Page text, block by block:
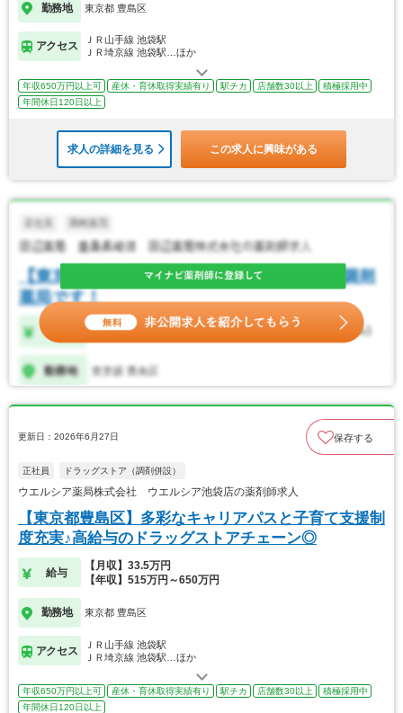
勤務地 東京都 豊島区
アクセス
ＪＲ山手線 池袋駅
ＪＲ埼京線 池袋駅…ほか
年収650万円以上可 産休・育休取得実績有り 駅チカ 店舗数30以上
積極採用中
年間休日120日以上
求人の詳細を見る この求人に興味がある
更新日：2026年6月27日 保存する
正社員 ドラッグストア（調剤併設）
ウエルシア薬局株式会社 ウエルシア池袋店の薬剤師求人
【東京都豊島区】多彩なキャリアパスと子育て支援制
度充実♪高給与のドラッグストアチェーン◎
給与
【月収】33.5万円
【年収】515万円～650万円
勤務地 東京都 豊島区
アクセス
ＪＲ山手線 池袋駅
ＪＲ埼京線 池袋駅…ほか
年収650万円以上可 産休・育休取得実績有り 駅チカ 店舗数30以上
積極採用中
年間休日120日以上